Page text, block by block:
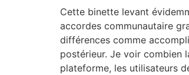
Cette binette levant
accordes communautaire
différences comme
postérieur. Je voir combien
plateforme, les utilisateurs